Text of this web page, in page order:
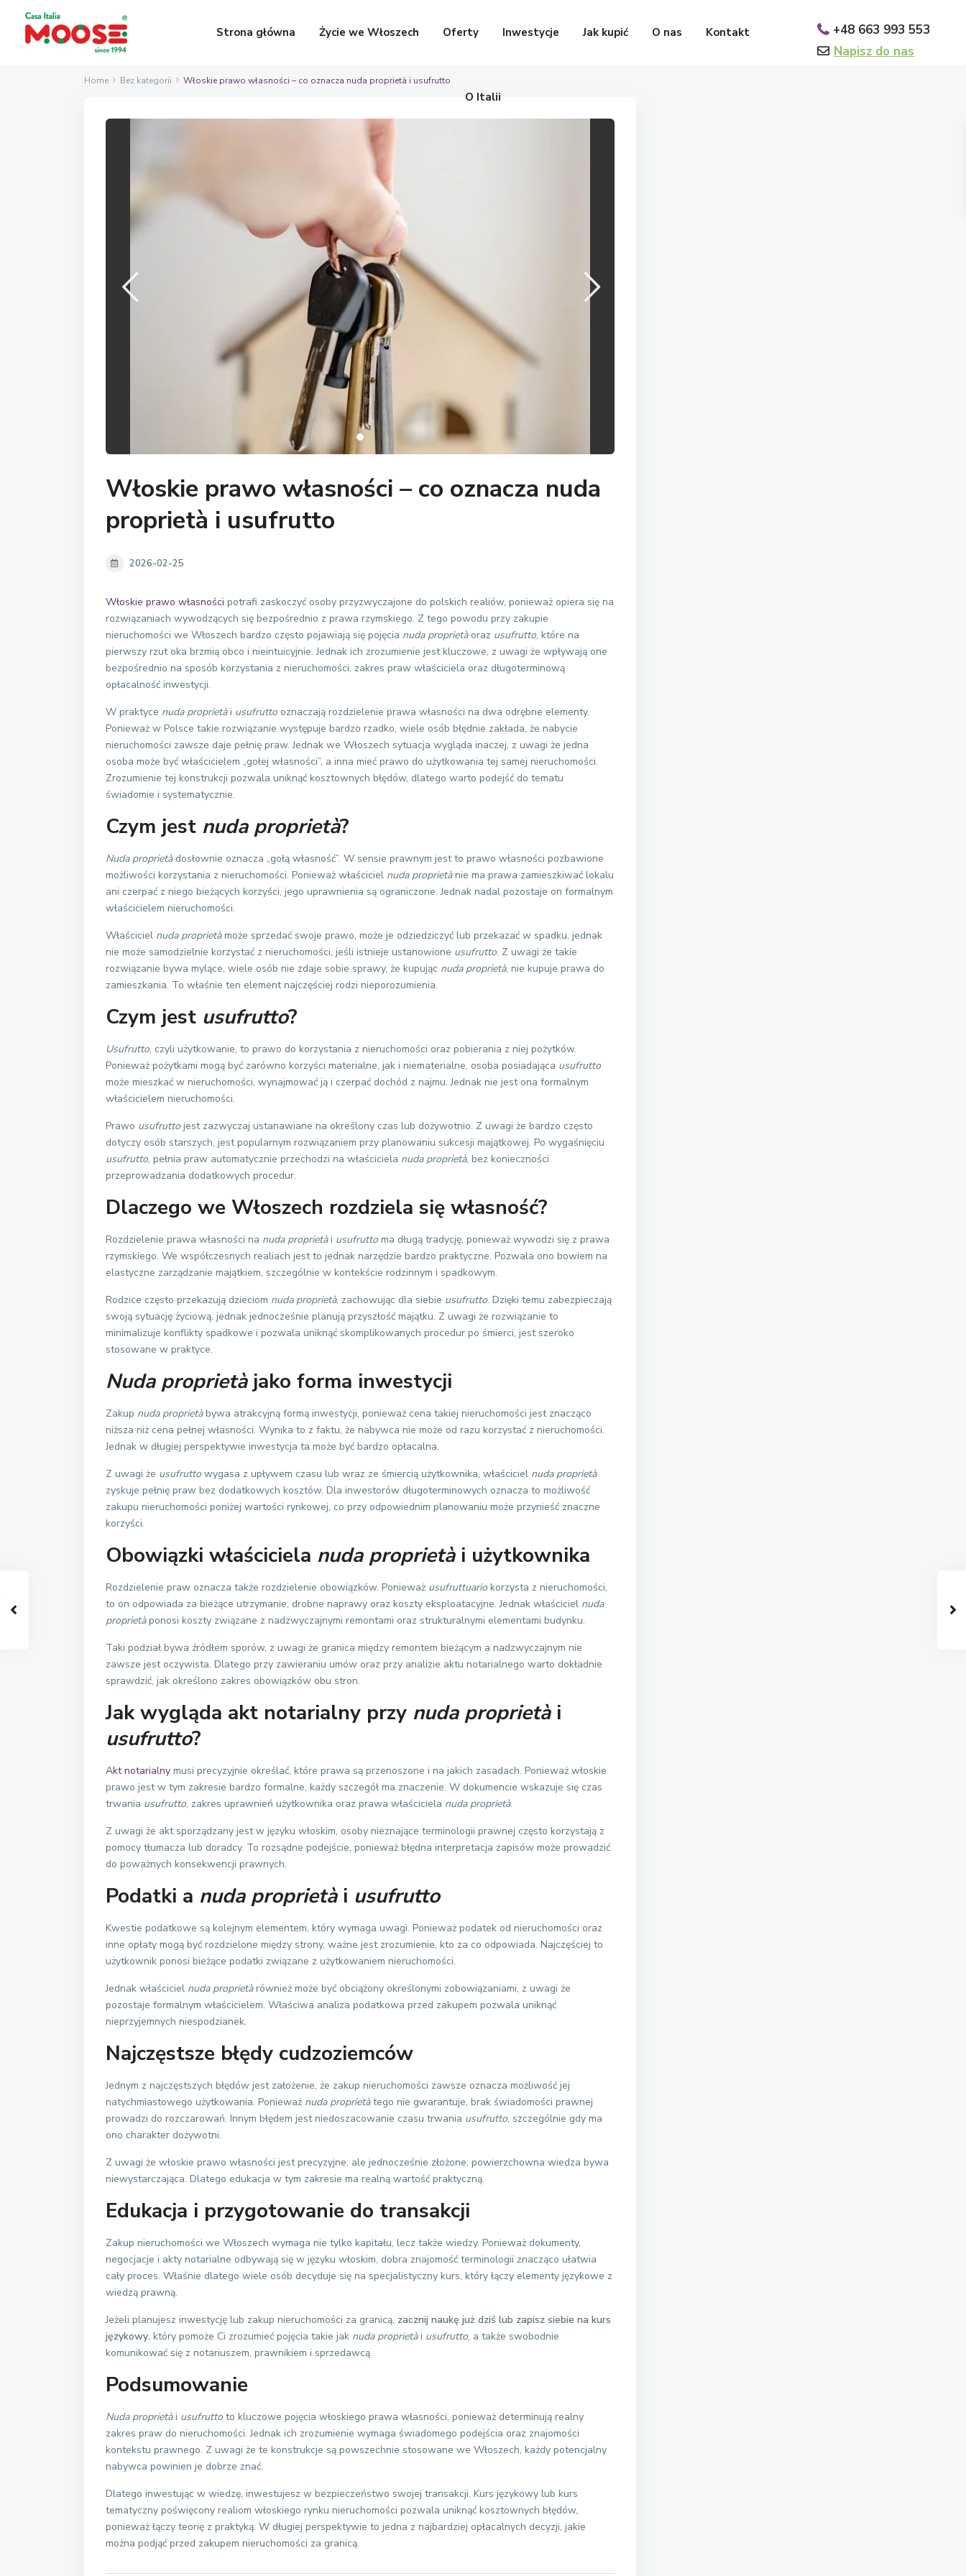
+48 663 993 553
Napisz do nas
Strona główna Życie we Włoszech Oferty Inwestycje Jak kupić O nas Kontakt
O Italii
Home Bez kategorii Włoskie prawo własności – co oznacza nuda proprietà i usufrutto
Włoskie prawo własności – co oznacza nuda
proprietà i usufrutto
2026-02-25
Włoskie prawo własności potrafi zaskoczyć osoby przyzwyczajone do polskich realiów, ponieważ opiera się na
rozwiązaniach wywodzących się bezpośrednio z prawa rzymskiego. Z tego powodu przy zakupie
nieruchomości we Włoszech bardzo często pojawiają się pojęcia nuda proprietàoraz usufrutto, które na
pierwszy rzut oka brzmią obco i nieintuicyjnie. Jednak ich zrozumienie jest kluczowe, z uwagi że wpływają one
bezpośrednio na sposób korzystania z nieruchomości, zakres praw właściciela oraz długoterminową
opłacalność inwestycji.
W praktyce nuda proprietài usufrutto oznaczają rozdzielenie prawa własności na dwa odrębne elementy.
Ponieważ w Polsce takie rozwiązanie występuje bardzo rzadko, wiele osób błędnie zakłada, że nabycie
nieruchomości zawsze daje pełnię praw. Jednak we Włoszech sytuacja wygląda inaczej, z uwagi że jedna
osoba może być właścicielem „gołej własności”, a inna mieć prawo do użytkowania tej samej nieruchomości.
Zrozumienie tej konstrukcji pozwala uniknąć kosztownych błędów, dlatego warto podejść do tematu
świadomie i systematycznie.
Czym jest nuda proprietà?
Nuda proprietàdosłownie oznacza „gołą własność”. W sensie prawnym jest to prawo własności pozbawione
możliwości korzystania z nieruchomości. Ponieważ właściciel nuda proprietànie ma prawa zamieszkiwać lokalu
ani czerpać z niego bieżących korzyści, jego uprawnienia są ograniczone. Jednak nadal pozostaje on formalnym
właścicielem nieruchomości.
Właściciel nuda proprietàmoże sprzedać swoje prawo, może je odziedziczyć lub przekazać w spadku, jednak
nie może samodzielnie korzystać z nieruchomości, jeśli istnieje ustanowione usufrutto. Z uwagi że takie
rozwiązanie bywa mylące, wiele osób nie zdaje sobie sprawy, że kupując nuda proprietà, nie kupuje prawa do
zamieszkania. To właśnie ten element najczęściej rodzi nieporozumienia.
Czym jest usufrutto?
Usufrutto, czyli użytkowanie, to prawo do korzystania z nieruchomości oraz pobierania z niej pożytków.
Ponieważ pożytkami mogą być zarówno korzyści materialne, jak i niematerialne, osoba posiadająca usufrutto
może mieszkać w nieruchomości, wynajmować ją i czerpać dochód z najmu. Jednak nie jest ona formalnym
właścicielem nieruchomości.
Prawo usufrutto jest zazwyczaj ustanawiane na określony czas lub dożywotnio. Z uwagi że bardzo często
dotyczy osób starszych, jest popularnym rozwiązaniem przy planowaniu sukcesji majątkowej. Po wygaśnięciu
usufrutto, pełnia praw automatycznie przechodzi na właściciela nuda proprietà, bez konieczności
przeprowadzania dodatkowych procedur.
Dlaczego we Włoszech rozdziela się własność?
Rozdzielenie prawa własności na nuda proprietài usufrutto ma długą tradycję, ponieważ wywodzi się z prawa
rzymskiego. We współczesnych realiach jest to jednak narzędzie bardzo praktyczne. Pozwala ono bowiem na
elastyczne zarządzanie majątkiem, szczególnie w kontekście rodzinnym i spadkowym.
Rodzice często przekazują dzieciom nuda proprietà, zachowując dla siebie usufrutto. Dzięki temu zabezpieczają
swoją sytuację życiową, jednak jednocześnie planują przyszłość majątku. Z uwagi że rozwiązanie to
minimalizuje konflikty spadkowe i pozwala uniknąć skomplikowanych procedur po śmierci, jest szeroko
stosowane w praktyce.
Nuda proprietàjako forma inwestycji
Zakup nuda proprietàbywa atrakcyjną formą inwestycji, ponieważ cena takiej nieruchomości jest znacząco
niższa niż cena pełnej własności. Wynika to z faktu, że nabywca nie może od razu korzystać z nieruchomości.
Jednak w długiej perspektywie inwestycja ta może być bardzo opłacalna.
Z uwagi że usufrutto wygasa z upływem czasu lub wraz ze śmiercią użytkownika, właściciel nuda proprietà
zyskuje pełnię praw bez dodatkowych kosztów. Dla inwestorów długoterminowych oznacza to możliwość
zakupu nieruchomości poniżej wartości rynkowej, co przy odpowiednim planowaniu może przynieść znaczne
korzyści.
Obowiązki właściciela nuda proprietài użytkownika
Rozdzielenie praw oznacza także rozdzielenie obowiązków. Ponieważ usufruttuario korzysta z nieruchomości,
to on odpowiada za bieżące utrzymanie, drobne naprawy oraz koszty eksploatacyjne. Jednak właściciel nuda
proprietàponosi koszty związane z nadzwyczajnymi remontami oraz strukturalnymi elementami budynku.
Taki podział bywa źródłem sporów, z uwagi że granica między remontem bieżącym a nadzwyczajnym nie
zawsze jest oczywista. Dlatego przy zawieraniu umów oraz przy analizie aktu notarialnego warto dokładnie
sprawdzić, jak określono zakres obowiązków obu stron.
Jak wygląda akt notarialny przy nuda proprietài
usufrutto?
Akt notarialny musi precyzyjnie określać, które prawa są przenoszone i na jakich zasadach. Ponieważ włoskie
prawo jest w tym zakresie bardzo formalne, każdy szczegół ma znaczenie. W dokumencie wskazuje się czas
trwania usufrutto, zakres uprawnień użytkownika oraz prawa właściciela nuda proprietà.
Z uwagi że akt sporządzany jest w języku włoskim, osoby nieznające terminologii prawnej często korzystają z
pomocy tłumacza lub doradcy. To rozsądne podejście, ponieważ błędna interpretacja zapisów może prowadzić
do poważnych konsekwencji prawnych.
Podatki a nuda proprietài usufrutto
Kwestie podatkowe są kolejnym elementem, który wymaga uwagi. Ponieważ podatek od nieruchomości oraz
inne opłaty mogą być rozdzielone między strony, ważne jest zrozumienie, kto za co odpowiada. Najczęściej to
użytkownik ponosi bieżące podatki związane z użytkowaniem nieruchomości.
Jednak właściciel nuda proprietàrównież może być obciążony określonymi zobowiązaniami, z uwagi że
pozostaje formalnym właścicielem. Właściwa analiza podatkowa przed zakupem pozwala uniknąć
nieprzyjemnych niespodzianek.
Najczęstsze błędy cudzoziemców
Jednym z najczęstszych błędów jest założenie, że zakup nieruchomości zawsze oznacza możliwość jej
natychmiastowego użytkowania. Ponieważ nuda proprietàtego nie gwarantuje, brak świadomości prawnej
prowadzi do rozczarowań. Innym błędem jest niedoszacowanie czasu trwania usufrutto, szczególnie gdy ma
ono charakter dożywotni.
Z uwagi że włoskie prawo własności jest precyzyjne, ale jednocześnie złożone, powierzchowna wiedza bywa
niewystarczająca. Dlatego edukacja w tym zakresie ma realną wartość praktyczną.
Edukacja i przygotowanie do transakcji
Zakup nieruchomości we Włoszech wymaga nie tylko kapitału, lecz także wiedzy. Ponieważ dokumenty,
negocjacje i akty notarialne odbywają się w języku włoskim, dobra znajomość terminologii znacząco ułatwia
cały proces. Właśnie dlatego wiele osób decyduje się na specjalistyczny kurs, który łączy elementy językowe z
wiedzą prawną.
Jeżeli planujesz inwestycję lub zakup nieruchomości za granicą, zacznij naukę już dziś lub zapisz siebie na kurs
językowy, który pomoże Ci zrozumieć pojęcia takie jak nuda proprietài usufrutto, a także swobodnie
komunikować się z notariuszem, prawnikiem i sprzedawcą.
Podsumowanie
Nuda proprietài usufrutto to kluczowe pojęcia włoskiego prawa własności, ponieważ determinują realny
zakres praw do nieruchomości. Jednak ich zrozumienie wymaga świadomego podejścia oraz znajomości
kontekstu prawnego. Z uwagi że te konstrukcje są powszechnie stosowane we Włoszech, każdy potencjalny
nabywca powinien je dobrze znać.
Dlatego inwestując w wiedzę, inwestujesz w bezpieczeństwo swojej transakcji. Kurs językowy lub kurs
tematyczny poświęcony realiom włoskiego rynku nieruchomości pozwala uniknąć kosztownych błędów,
ponieważ łączy teorię z praktyką. W długiej perspektywie to jedna z najbardziej opłacalnych decyzji, jakie
można podjąć przed zakupem nieruchomości za granicą.